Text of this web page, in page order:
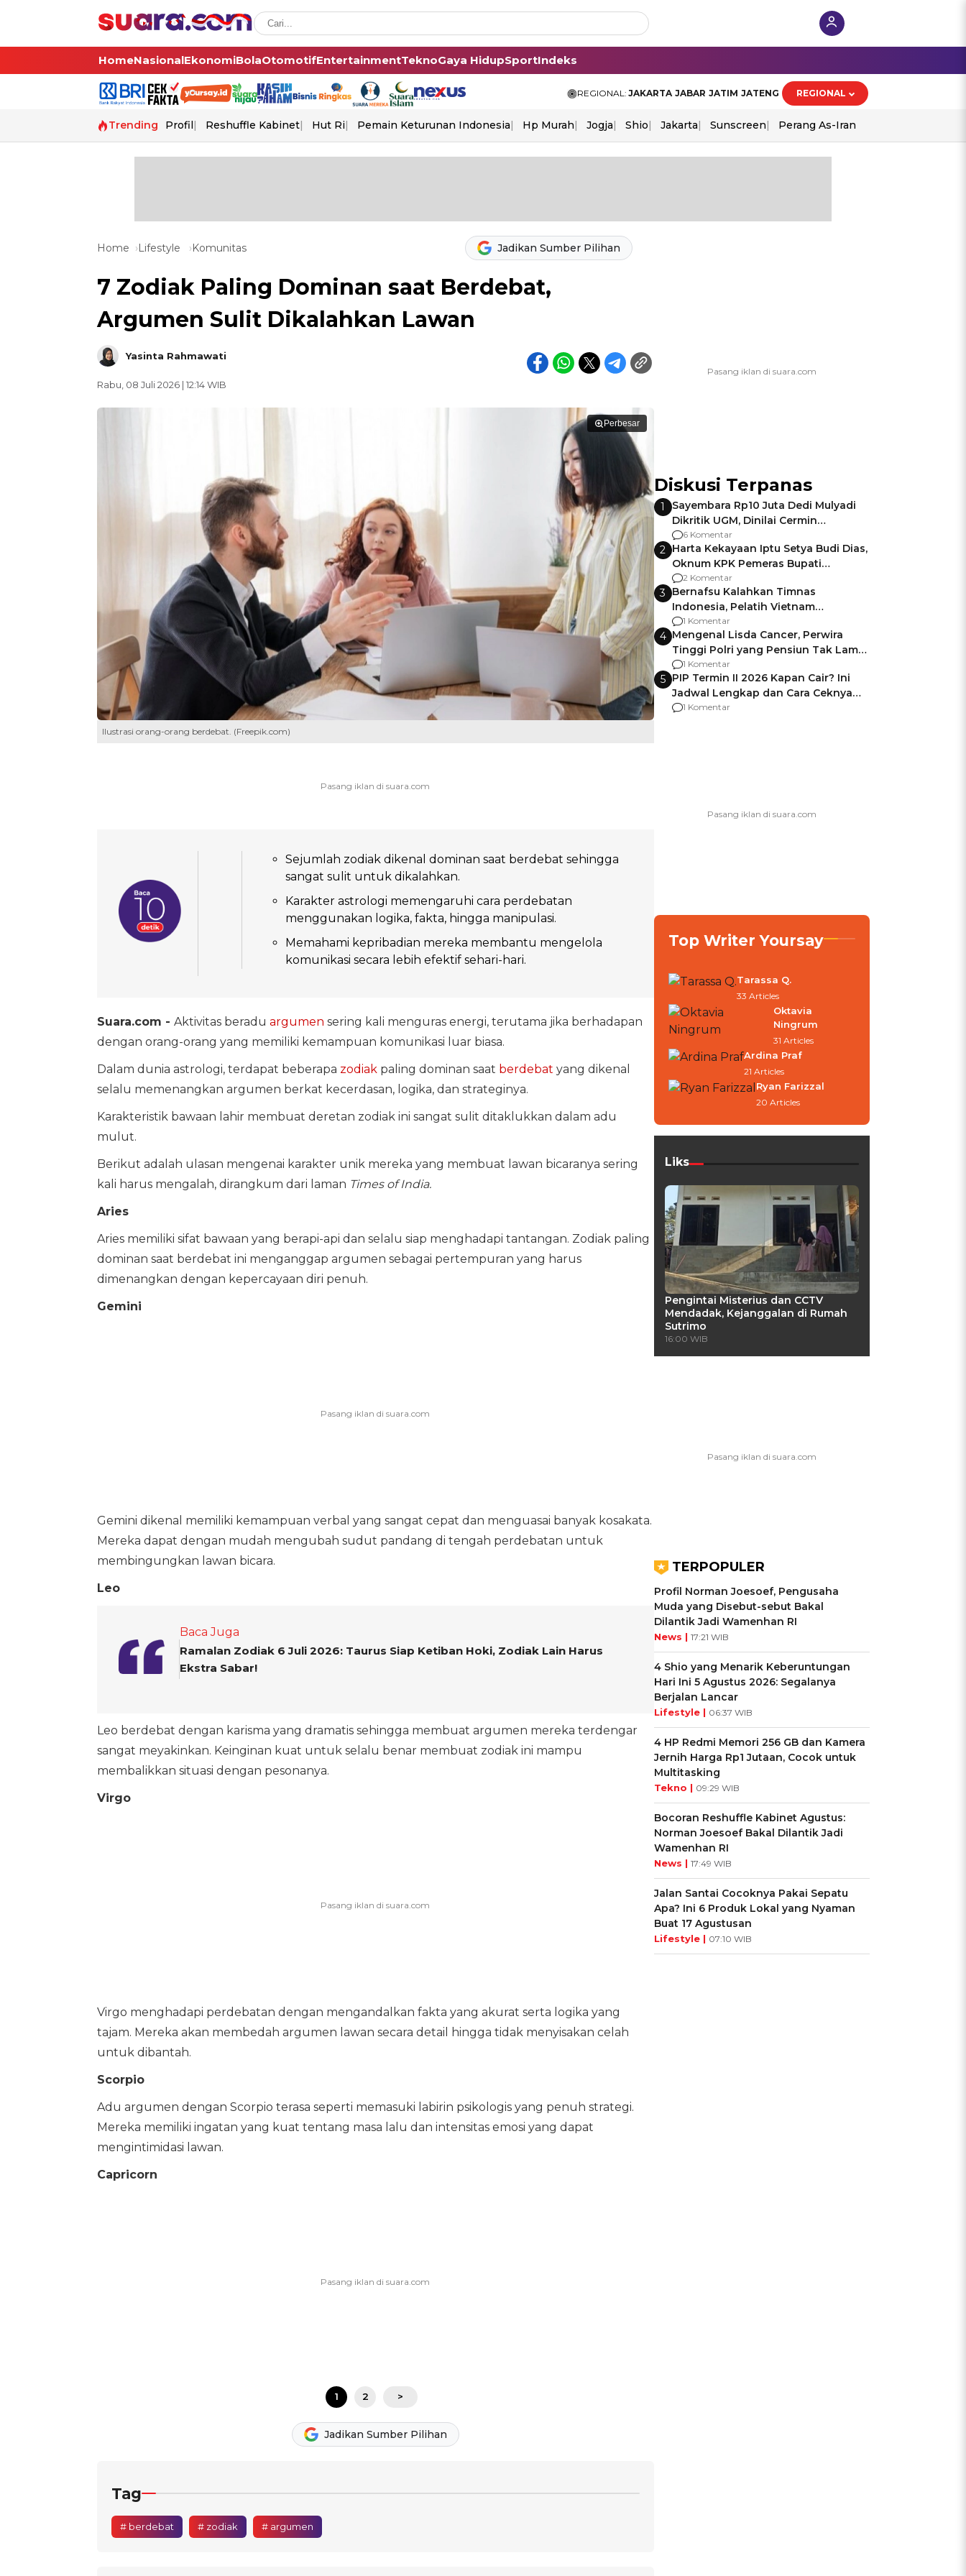
HomeNasionalEkonomiBolaOtomotifEntertainmentTeknoGaya HidupSportIndeks
REGIONAL: JAKARTA JABAR JATIM JATENG REGIONAL
Trending Profil Reshuffle Kabinet Hut Ri Pemain Keturunan Indonesia Hp Murah Jogja Shio Jakarta Sunscreen Perang As-Iran
Home Lifestyle Komunitas Jadikan Sumber Pilihan
7 Zodiak Paling Dominan saat Berdebat,
Argumen Sulit Dikalahkan Lawan
Yasinta Rahmawati
Rabu, 08 Juli 2026 | 12:14 WIB
Perbesar
Ilustrasi orang-orang berdebat. (Freepik.com)
Sejumlah zodiak dikenal dominan saat berdebat sehingga
sangat sulit untuk dikalahkan.
Karakter astrologi memengaruhi cara perdebatan
menggunakan logika, fakta, hingga manipulasi.
Memahami kepribadian mereka membantu mengelola
komunikasi secara lebih efektif sehari-hari.
Suara.com - Aktivitas beradu argumen sering kali menguras energi, terutama jika berhadapan
dengan orang-orang yang memiliki kemampuan komunikasi luar biasa.
Dalam dunia astrologi, terdapat beberapa zodiak paling dominan saat berdebat yang dikenal
selalu memenangkan argumen berkat kecerdasan, logika, dan strateginya.
Karakteristik bawaan lahir membuat deretan zodiak ini sangat sulit ditaklukkan dalam adu
mulut.
Berikut adalah ulasan mengenai karakter unik mereka yang membuat lawan bicaranya sering
kali harus mengalah, dirangkum dari laman Times of India.
Aries
Aries memiliki sifat bawaan yang berapi-api dan selalu siap menghadapi tantangan. Zodiak paling
dominan saat berdebat ini menganggap argumen sebagai pertempuran yang harus
dimenangkan dengan kepercayaan diri penuh.
Gemini
Gemini dikenal memiliki kemampuan verbal yang sangat cepat dan menguasai banyak kosakata.
Mereka dapat dengan mudah mengubah sudut pandang di tengah perdebatan untuk
membingungkan lawan bicara.
Leo
Baca Juga
Ramalan Zodiak 6 Juli 2026: Taurus Siap Ketiban Hoki, Zodiak Lain Harus
Ekstra Sabar!
Leo berdebat dengan karisma yang dramatis sehingga membuat argumen mereka terdengar
sangat meyakinkan. Keinginan kuat untuk selalu benar membuat zodiak ini mampu
membalikkan situasi dengan pesonanya.
Virgo
Virgo menghadapi perdebatan dengan mengandalkan fakta yang akurat serta logika yang
tajam. Mereka akan membedah argumen lawan secara detail hingga tidak menyisakan celah
untuk dibantah.
Scorpio
Adu argumen dengan Scorpio terasa seperti memasuki labirin psikologis yang penuh strategi.
Mereka memiliki ingatan yang kuat tentang masa lalu dan intensitas emosi yang dapat
mengintimidasi lawan.
Capricorn
1 2 >
Jadikan Sumber Pilihan
Tag
# berdebat # zodiak # argumen
Diskusi Terpanas
1
Sayembara Rp10 Juta Dedi Mulyadi
Dikritik UGM, Dinilai Cermin
Gagalnya Negara Jamin Keamanan
6 Komentar
2 Harta Kekayaan Iptu Setya Budi Dias,
Oknum KPK Pemeras Bupati
Pemalang
2 Komentar
3 Bernafsu Kalahkan Timnas
Indonesia, Pelatih Vietnam
Berencana Pakai Jimat di Pakansari
1 Komentar
4 Mengenal Lisda Cancer, Perwira
Tinggi Polri yang Pensiun Tak Lama
Usai Jadi Brigjen
1 Komentar
5 PIP Termin II 2026 Kapan Cair? Ini
Jadwal Lengkap dan Cara Ceknya
agar Dana Tidak Hangus!
1 Komentar
Top Writer Yoursay
Tarassa Q.
33 Articles
Oktavia
Ningrum
31 Articles
Ardina Praf
21 Articles
Ryan Farizzal
20 Articles
Liks
Pengintai Misterius dan CCTV
Mendadak, Kejanggalan di Rumah
Sutrimo
16:00 WIB
TERPOPULER
Profil Norman Joesoef, Pengusaha
Muda yang Disebut-sebut Bakal
Dilantik Jadi Wamenhan RI
News | 17:21 WIB
4 Shio yang Menarik Keberuntungan
Hari Ini 5 Agustus 2026: Segalanya
Berjalan Lancar
Lifestyle | 06:37 WIB
4 HP Redmi Memori 256 GB dan Kamera
Jernih Harga Rp1 Jutaan, Cocok untuk
Multitasking
Tekno | 09:29 WIB
Bocoran Reshuffle Kabinet Agustus:
Norman Joesoef Bakal Dilantik Jadi
Wamenhan RI
News | 17:49 WIB
Jalan Santai Cocoknya Pakai Sepatu
Apa? Ini 6 Produk Lokal yang Nyaman
Buat 17 Agustusan
Lifestyle | 07:10 WIB